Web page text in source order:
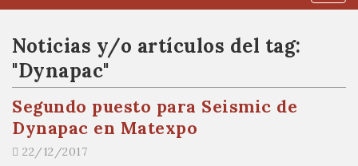
Noticias y/o artículos del tag:
"Dynapac"
Segundo puesto para Seismic de
Dynapac en Matexpo
22/12/2017